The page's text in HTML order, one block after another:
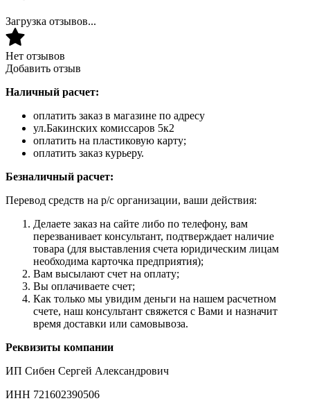
Загрузка отзывов...
Нет отзывов
Добавить отзыв
Наличный расчет:
оплатить заказ в магазине по адресу
ул.Бакинских комиссаров 5к2
оплатить на пластиковую карту;
оплатить заказ курьеру.
Безналичный расчет:
Перевод средств на р/с организации, ваши действия:
Делаете заказ на сайте либо по телефону, вам
перезванивает консультант, подтверждает наличие
товара (для выставления счета юридическим лицам
необходима карточка предприятия);
Вам высылают счет на оплату;
Вы оплачиваете счет;
Как только мы увидим деньги на нашем расчетном
счете, наш консультант свяжется с Вами и назначит
время доставки или самовывоза.
Реквизиты компании
ИП Сибен Сергей Александрович
ИНН 721602390506